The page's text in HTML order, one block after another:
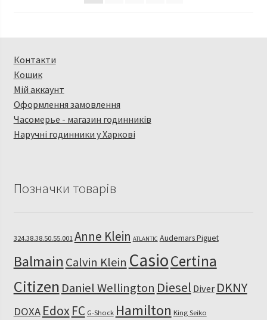
Контакти
Кошик
Мій аккаунт
Оформлення замовлення
Часомерье - магазин годинників
Наручні годинники у Харкові
Позначки товарів
324.38.38.50.55.001 Anne Klein ATLANTIC Audemars Piguet
Balmain Calvin Klein CasioCertina
Citizen Daniel Wellington Diesel Diver DKNY
DOXA EdoxFC G-Shock Hamilton King Seiko